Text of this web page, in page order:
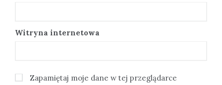
Witryna internetowa
Zapamiętaj moje dane w tej przeglądarce